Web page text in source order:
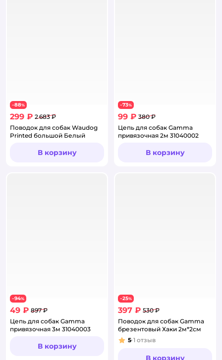
−88%
299 ₽ 2 683 ₽
Поводок для собак Waudog
Printed большой Белый
В корзину
−73%
99 ₽ 380 ₽
Цепь для собак Gamma
привязочная 2м 31040002
В корзину
−94%
49 ₽ 897 ₽
Цепь для собак Gamma
привязочная 3м 31040003
В корзину
−25%
397 ₽ 530 ₽
Поводок для собак Gamma
брезентовый Хаки 2м*2см
Рейтинг:
5 1 отзыв
В корзину